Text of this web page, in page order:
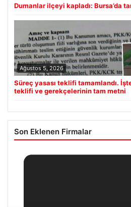
Dumanlar ilçeyi kapladı: Bursa’da
Ağustos 5, 2026
Süreç yasası teklifi tamamlandı.
teklifi ve gerekçelerinin tam metni
Son Eklenen Firmalar